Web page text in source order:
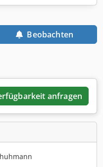
Beobachten
anfragen